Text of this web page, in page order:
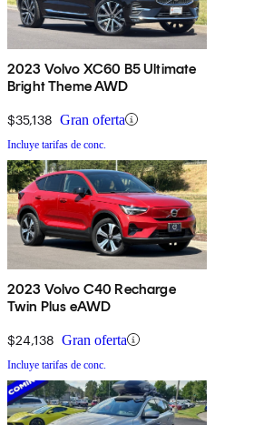
2023 Volvo XC60 B5 Ultimate
Bright Theme AWD
$35,138 Gran oferta
Incluye tarifas de conc.
2023 Volvo C40 Recharge
Twin Plus eAWD
$24,138 Gran oferta
Incluye tarifas de conc.